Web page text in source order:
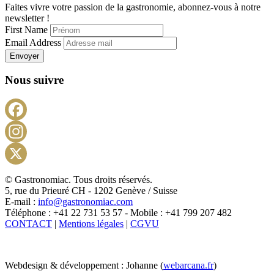
Faites vivre votre passion de la gastronomie, abonnez-vous à notre
newsletter !
First Name
Email Address
Envoyer
Nous suivre
X
© Gastronomiac. Tous droits réservés.
5, rue du Prieuré CH - 1202 Genève / Suisse
E-mail : info@gastronomiac.com
Téléphone : +41 22 731 53 57 - Mobile : +41 799 207 482
CONTACT | Mentions légales | CGVU
Webdesign & développement : Johanne (webarcana.fr)